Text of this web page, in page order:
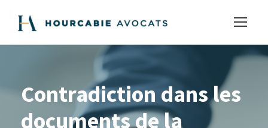
Contradiction dans les
documents de la